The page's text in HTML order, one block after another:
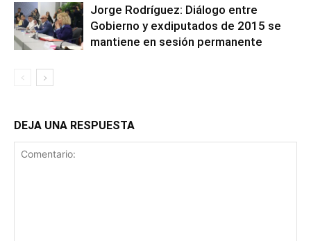
Jorge Rodríguez: Diálogo entre
Gobierno y exdiputados de 2015 se
mantiene en sesión permanente
DEJA UNA RESPUESTA